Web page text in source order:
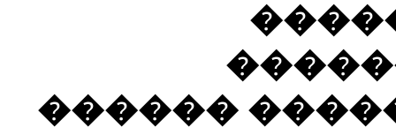
������